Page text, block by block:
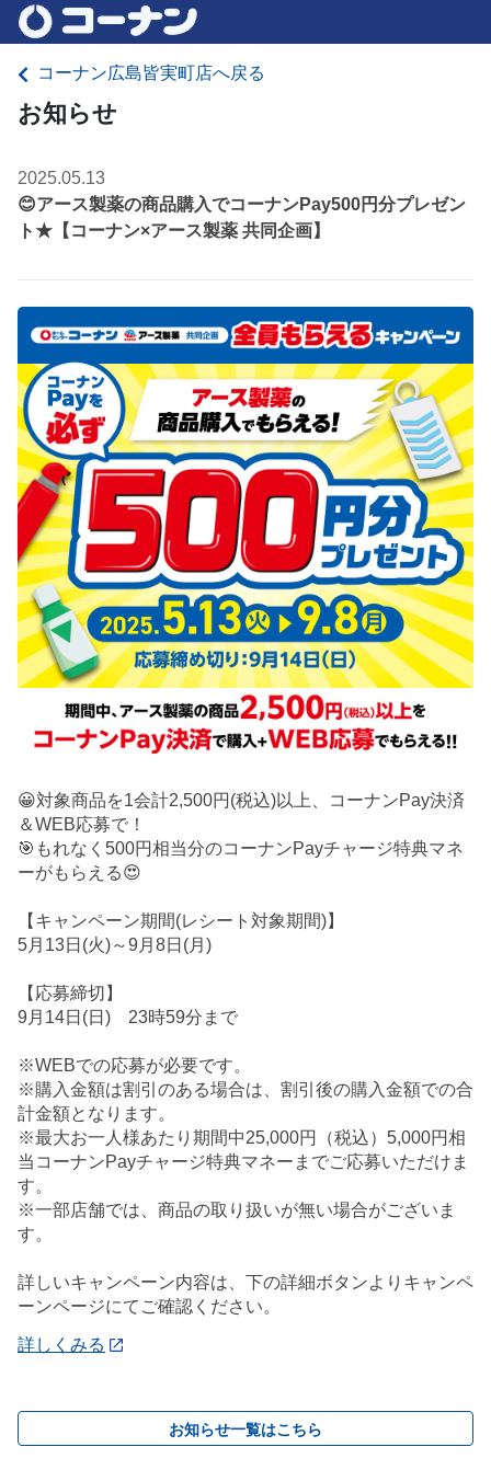
コーナン広島皆実町店へ戻る
お知らせ
2025.05.13
😊アース製薬の商品購入でコーナンPay500円分プレゼン
ト★【コーナン×アース製薬 共同企画】
😀対象商品を1会計2,500円(税込)以上、コーナンPay決済
＆WEB応募で！
🎯もれなく500円相当分のコーナンPayチャージ特典マネ
ーがもらえる😍
【キャンペーン期間(レシート対象期間)】
5月13日(火)～9月8日(月)
【応募締切】
9月14日(日) 23時59分まで
※WEBでの応募が必要です。
※購入金額は割引のある場合は、割引後の購入金額での合
計金額となります。
※最大お一人様あたり期間中25,000円（税込）5,000円相
当コーナンPayチャージ特典マネーまでご応募いただけま
す。
※一部店舗では、商品の取り扱いが無い場合がございま
す。
詳しいキャンペーン内容は、下の詳細ボタンよりキャンペ
ーンページにてご確認ください。
詳しくみる
お知らせ一覧はこちら